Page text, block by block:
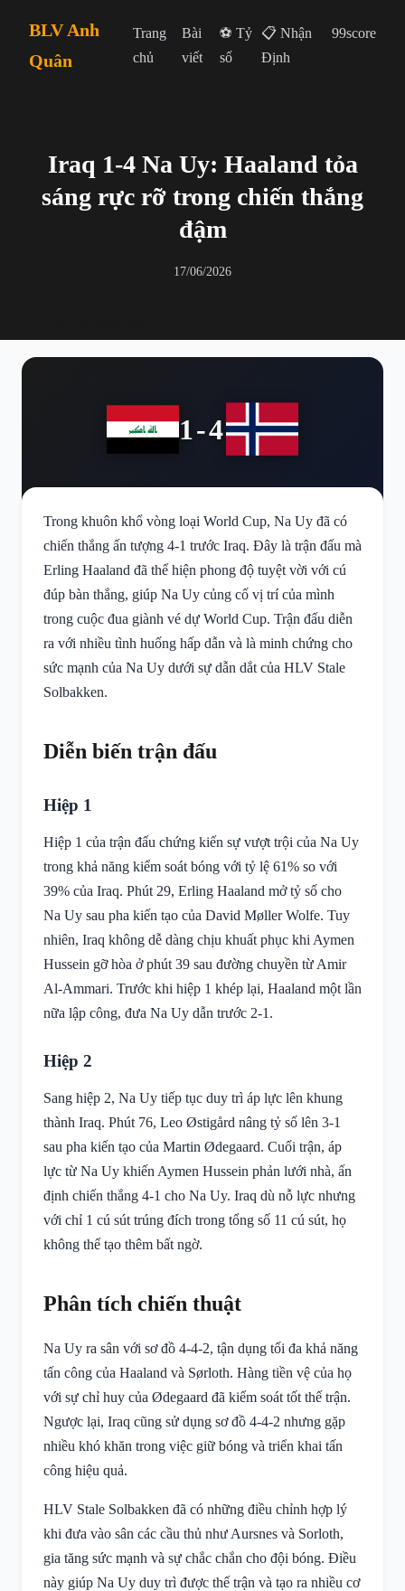
BLV Anh
Quân
Trang
chủ
Bài
viết
⚽ Tỷ
số
📋 Nhận
Định
99score
Iraq 1-4 Na Uy: Haaland tỏa
sáng rực rỡ trong chiến thắng
đậm
17/06/2026
1-4
Trong khuôn khổ vòng loại World Cup, Na Uy đã có
chiến thắng ấn tượng 4-1 trước Iraq. Đây là trận đấu mà
Erling Haaland đã thể hiện phong độ tuyệt vời với cú
đúp bàn thắng, giúp Na Uy củng cố vị trí của mình
trong cuộc đua giành vé dự World Cup. Trận đấu diễn
ra với nhiều tình huống hấp dẫn và là minh chứng cho
sức mạnh của Na Uy dưới sự dẫn dắt của HLV Stale
Solbakken.
Diễn biến trận đấu
Hiệp 1
Hiệp 1 của trận đấu chứng kiến sự vượt trội của Na Uy
trong khả năng kiểm soát bóng với tỷ lệ 61% so với
39% của Iraq. Phút 29, Erling Haaland mở tỷ số cho
Na Uy sau pha kiến tạo của David Møller Wolfe. Tuy
nhiên, Iraq không dễ dàng chịu khuất phục khi Aymen
Hussein gỡ hòa ở phút 39 sau đường chuyền từ Amir
Al-Ammari. Trước khi hiệp 1 khép lại, Haaland một lần
nữa lập công, đưa Na Uy dẫn trước 2-1.
Hiệp 2
Sang hiệp 2, Na Uy tiếp tục duy trì áp lực lên khung
thành Iraq. Phút 76, Leo Østigård nâng tỷ số lên 3-1
sau pha kiến tạo của Martin Ødegaard. Cuối trận, áp
lực từ Na Uy khiến Aymen Hussein phản lưới nhà, ấn
định chiến thắng 4-1 cho Na Uy. Iraq dù nỗ lực nhưng
với chỉ 1 cú sút trúng đích trong tổng số 11 cú sút, họ
không thể tạo thêm bất ngờ.
Phân tích chiến thuật
Na Uy ra sân với sơ đồ 4-4-2, tận dụng tối đa khả năng
tấn công của Haaland và Sørloth. Hàng tiền vệ của họ
với sự chỉ huy của Ødegaard đã kiểm soát tốt thế trận.
Ngược lại, Iraq cũng sử dụng sơ đồ 4-4-2 nhưng gặp
nhiều khó khăn trong việc giữ bóng và triển khai tấn
công hiệu quả.
HLV Stale Solbakken đã có những điều chỉnh hợp lý
khi đưa vào sân các cầu thủ như Aursnes và Sorloth,
gia tăng sức mạnh và sự chắc chắn cho đội bóng. Điều
này giúp Na Uy duy trì được thế trận và tạo ra nhiều cơ